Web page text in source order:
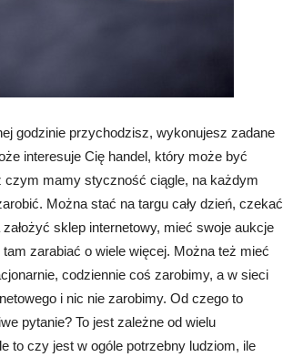
godzinie przychodzisz, wykonujesz zadane
interesuje Cię handel, który może być
czym mamy styczność ciągle, na każdym
Można stać na targu cały dzień, czekać
sklep internetowy, mieć swoje aukcje
zarabiać o wiele więcej. Można też mieć
codziennie coś zarobimy, a w sieci
i nic nie zarobimy. Od czego to
pytanie? To jest zależne od wielu
to czy jest w ogóle potrzebny ludziom, ile